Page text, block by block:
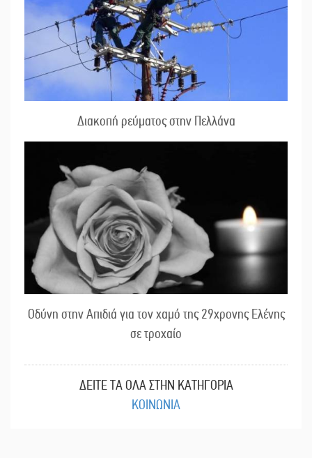
Διακοπή ρεύματος στην Πελλάνα
Οδύνη στην Απιδιά για τον χαμό της 29χρονης Ελένης
σε τροχαίο
ΔΕΙΤΕ ΤΑ ΟΛΑ ΣΤΗΝ ΚΑΤΗΓΟΡΙΑ
ΚΟΙΝΩΝΙΑ